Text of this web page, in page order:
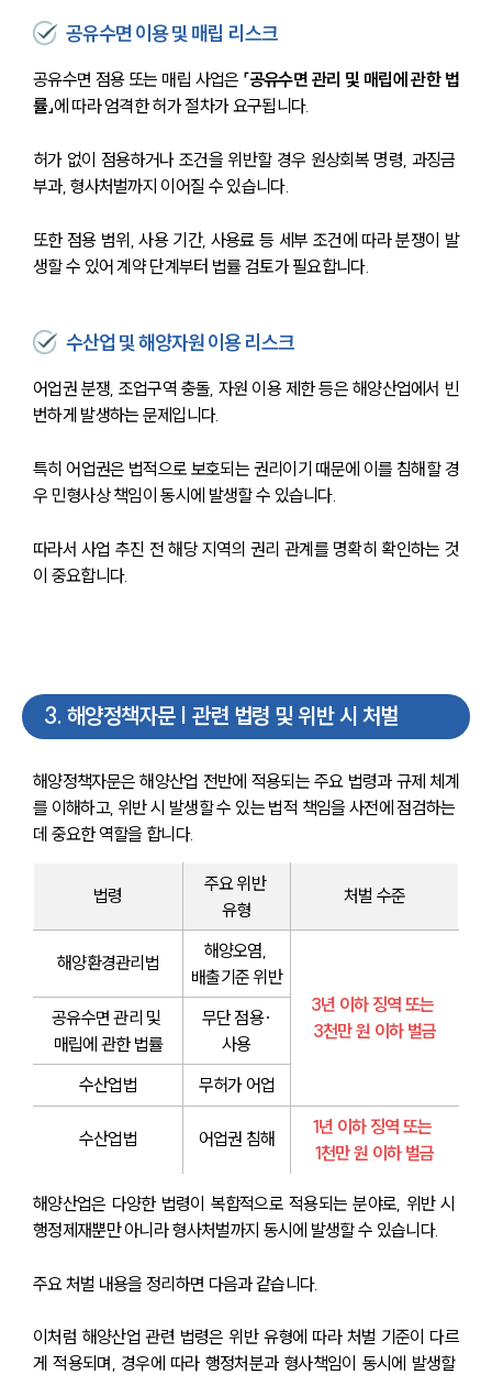
공유수면 이용 및 매립 리스크
공유수면 점용 또는 매립 사업은 「공유수면 관리 및 매립에 관한 법
률」에 따라 엄격한 허가 절차가 요구됩니다.
허가 없이 점용하거나 조건을 위반할 경우 원상회복 명령, 과징금
부과, 형사처벌까지 이어질 수 있습니다.
또한 점용 범위, 사용 기간, 사용료 등 세부 조건에 따라 분쟁이 발
생할 수 있어 계약 단계부터 법률 검토가 필요합니다.
수산업 및 해양자원 이용 리스크
어업권 분쟁, 조업구역 충돌, 자원 이용 제한 등은 해양산업에서 빈
번하게 발생하는 문제입니다.
특히 어업권은 법적으로 보호되는 권리이기 때문에 이를 침해할 경
우 민형사상 책임이 동시에 발생할 수 있습니다.
따라서 사업 추진 전 해당 지역의 권리 관계를 명확히 확인하는 것
이 중요합니다.
3. 해양정책자문 | 관련 법령 및 위반 시 처벌
해양정책자문은 해양산업 전반에 적용되는 주요 법령과 규제 체계
를 이해하고, 위반 시 발생할 수 있는 법적 책임을 사전에 점검하는
데 중요한 역할을 합니다.
법령
주요 위반
유형
처벌 수준
해양환경관리법
해양오염,
배출기준 위반
3년 이하 징역 또는
3천만 원 이하 벌금
공유수면 관리 및
매립에 관한 법률
무단 점용·
사용
수산업법
무허가 어업
수산업법 어업권 침해
1년 이하 징역 또는
1천만 원 이하 벌금
해양산업은 다양한 법령이 복합적으로 적용되는 분야로, 위반 시
행정제재뿐만 아니라 형사처벌까지 동시에 발생할 수 있습니다.
주요 처벌 내용을 정리하면 다음과 같습니다.
이처럼 해양산업 관련 법령은 위반 유형에 따라 처벌 기준이 다르
게 적용되며, 경우에 따라 행정처분과 형사책임이 동시에 발생할